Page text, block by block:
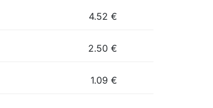
4.52 €
2.50 €
1.09 €